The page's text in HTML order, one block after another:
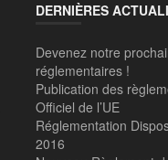
DERNIÈRES
Devenez notre
réglementaires !
Publication des
Officiel de l’UE
Réglementation
2016